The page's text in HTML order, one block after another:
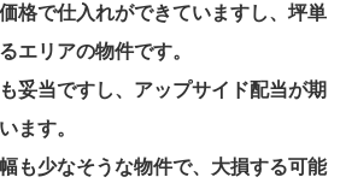
格で仕入れができていますし、坪単
エリアの物件です。
妥当ですし、アップサイド配当が期
ます。
も少なそうな物件で、大損する可能